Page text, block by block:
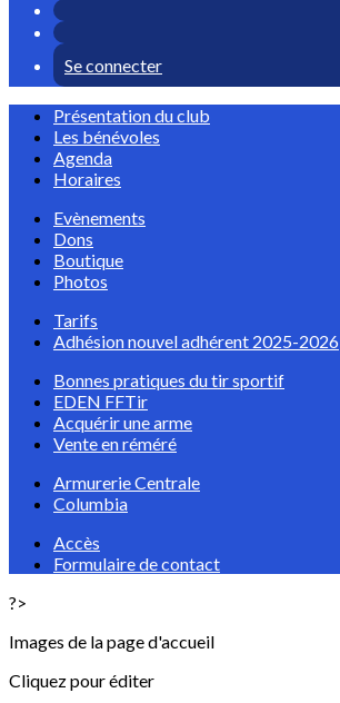
Se connecter
Présentation du club
Les bénévoles
Agenda
Horaires
Evènements
Dons
Boutique
Photos
Tarifs
Adhésion nouvel adhérent 2025-2026
Bonnes pratiques du tir sportif
EDEN FFTir
Acquérir une arme
Vente en réméré
Armurerie Centrale
Columbia
Accès
Formulaire de contact
?>
Images de la page d'accueil
Cliquez pour éditer